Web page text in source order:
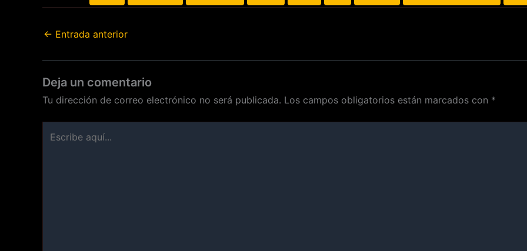
← Entrada anterior
Deja un comentario
Tu dirección de correo electrónico no será publicada. Los campos obligatorios están marcados con *
aquí...